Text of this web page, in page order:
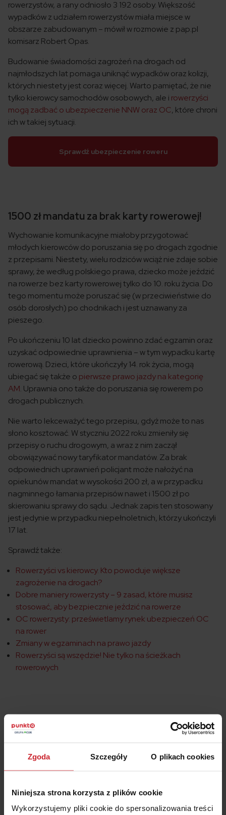
Zgoda Szczegóły O plikach cookies
Niniejsza strona korzysta z plików cookie
Wykorzystujemy pliki cookie do spersonalizowania treści
rowerzystów, a rany odniosło 3 192 osoby. Większość
wypadków z udziałem rowerzystów miała miejsce w
obszarze zabudowanym – mówił w rozmowie z pap.pl
komisarz Robert Opas.
Budowanie świadomości zagrożeń na drogach od
najmłodszych lat pomaga uniknąć wypadków oraz kolizji,
których niestety jest coraz więcej. Warto pamiętać, że nie
tylko kierowcy samochodów osobowych, ale i rowerzyści
mogą zadbać o ubezpieczenie NNW oraz OC, które chroni
ich w takiej sytuacji.
Sprawdź ubezpieczenie roweru
1500 zł mandatu za brak karty rowerowej!
Wychowanie komunikacyjne miałoby przygotować
młodych kierowców do poruszania się po drogach zgodnie
z przepisami. Niestety, wielu rodziców wciąż nie zdaje sobie
sprawy, że według polskiego prawa, dziecko może jeździć
na rowerze bez karty rowerowej tylko do 10. roku życia. Do
tego momentu może poruszać się (w przeciwieństwie do
osób dorosłych) po chodnikach i jest uznawany za
pieszego.
Po ukończeniu 10 lat dziecko powinno zdać egzamin oraz
uzyskać odpowiednie uprawnienia – w tym wypadku kartę
rowerową. Dzieci, które ukończyły 14. rok życia, mogą
ubiegać się także o pierwsze prawo jazdy na kategorię
AM. Uprawnia ono także do poruszania się rowerem po
drogach publicznych.
Nie warto lekceważyć tego przepisu, gdyż może to nas
słono kosztować. W styczniu 2022 roku zmieniły się
przepisy o ruchu drogowym, a wraz z nim zaczął
obowiązywać nowy taryfikator mandatów. Za brak
odpowiednich uprawnień policjant może nałożyć na
opiekunów mandat w wysokości 200 zł, a w przypadku
nagminnego łamania przepisów nawet i 1500 zł po
skierowaniu sprawy do sądu. Jednak zapis ten stosowany
jest jedynie w przypadku niepełnoletnich, którzy ukończyli
17 lat.
Sprawdź także:
Rowerzyści vs kierowcy. Kto powoduje większe
zagrożenie na drogach?
Dobre maniery rowerzysty – 9 zasad, które musisz
stosować, aby bezpiecznie jeździć na rowerze
OC rowerzysty: prześwietlamy rynek ubezpieczeń OC
na rower
Zmiany w egzaminach na prawo jazdy
Rowerzyści są wszędzie! Nie tylko na ścieżkach
rowerowych
rządowym miałby trafić do planu zajęć uczniów
klas 4. szkół podstawowych.